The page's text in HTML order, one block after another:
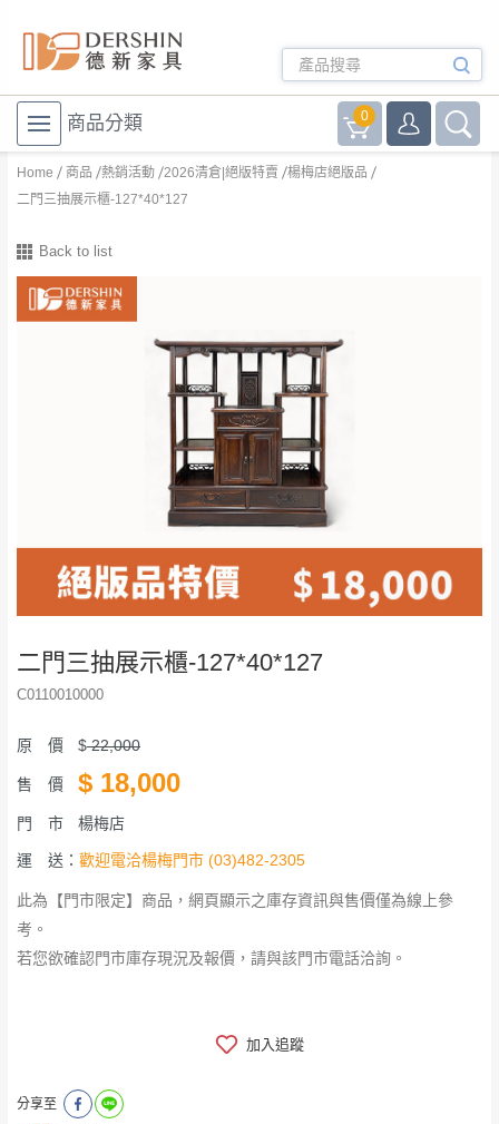
商品分類 0
Home 商品 熱銷活動 2026清倉|絕版特賣
楊梅店絕版品
二門三抽展示櫃-127*40*127
Back to list
二門三抽展示櫃-127*40*127
C0110010000
原 價 $22,000
售 價 $ 18,000
門 市 楊梅店
運 送： 歡迎電洽楊梅門市 (03)482-2305
此為【門市限定】商品，網頁顯示之庫存資訊與售價僅為線上參
考。
若您欲確認門市庫存現況及報價，請與該門市電話洽詢。
加入追蹤
分享至